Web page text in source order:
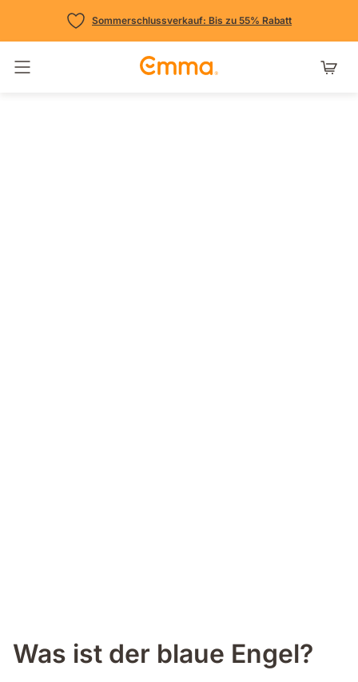
Sommerschlussverkauf: Bis zu 55% Rabatt
Navigation umschalten
Was ist der blaue Engel?